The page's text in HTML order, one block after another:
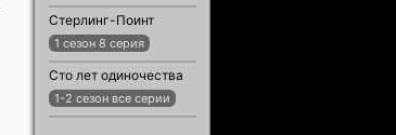
Стерлинг-Поинт
1 сезон 8 серия
Сто лет одиночества
1-2 сезон все серии